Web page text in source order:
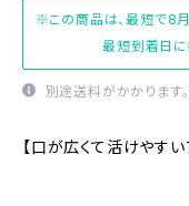
※この商品は、最短で8
最短到着日に
別途送料がかかります。
【口が広くて活けやすい